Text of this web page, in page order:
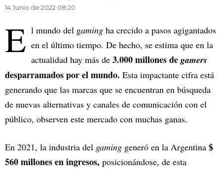
14 Junio de 2022 08.20
E l mundo del gaming ha crecido a pasos agigantados
en el último tiempo. De hecho, se estima que en la
actualidad hay más de 3.000 millones de gamers
desparramados por el mundo. Esta impactante cifra está
generando que las marcas que se encuentran en búsqueda
de nuevas alternativas y canales de comunicación con el
público, observen este mercado con muchas ganas.
En 2021, la industria del gaming generó en la Argentina $
560 millones en ingresos, posicionándose, de esta